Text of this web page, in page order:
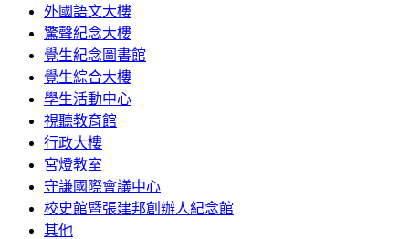
外國語文大樓
驚聲紀念大樓
覺生紀念圖書館
覺生綜合大樓
學生活動中心
視聽教育館
行政大樓
宮燈教室
守謙國際會議中心
校史館暨張建邦創辦人紀念館
其他